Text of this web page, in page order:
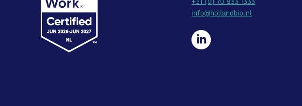
info@hollandbio.nl